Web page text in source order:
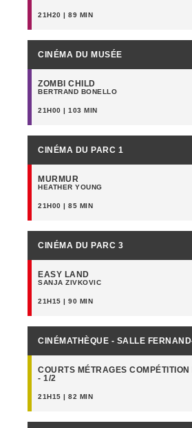
21H20 | 89 MIN
CINÉMA DU MUSÉE
ZOMBI CHILD
BERTRAND BONELLO
21H00 | 103 MIN
CINÉMA DU PARC 1
MURMUR
HEATHER YOUNG
21H00 | 85 MIN
CINÉMA DU PARC 3
EASY LAND
SANJA ZIVKOVIC
21H15 | 90 MIN
CINÉMATHÈQUE - SALLE
COURTS MÉTRAGES
- 1/2
21H15 | 82 MIN